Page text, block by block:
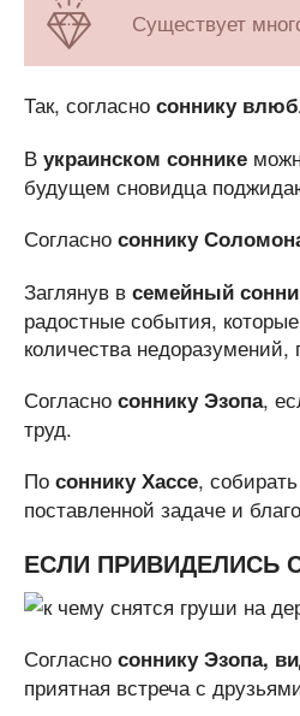
Существует
Так, согласно соннику
В украинском соннике
будущем сновидца
Согласно соннику
Заглянув в семейный
радостные события,
количества
Согласно соннику Эзопа,
труд.
По соннику Хассе,
поставленной задаче и
ЕСЛИ ПРИВИДЕЛИСЬ
Согласно соннику Эзопа,
приятная встреча с